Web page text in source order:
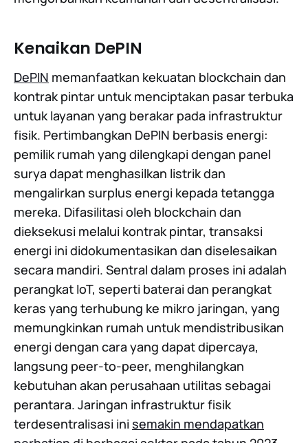
Kenaikan DePIN
DePIN memanfaatkan kekuatan blockchain dan
kontrak pintar untuk menciptakan pasar terbuka
untuk layanan yang berakar pada infrastruktur
fisik. Pertimbangkan DePIN berbasis energi:
pemilik rumah yang dilengkapi dengan panel
surya dapat menghasilkan listrik dan
mengalirkan surplus energi kepada tetangga
mereka. Difasilitasi oleh blockchain dan
dieksekusi melalui kontrak pintar, transaksi
energi ini didokumentasikan dan diselesaikan
secara mandiri. Sentral dalam proses ini adalah
perangkat IoT, seperti baterai dan perangkat
keras yang terhubung ke mikro jaringan, yang
memungkinkan rumah untuk mendistribusikan
energi dengan cara yang dapat dipercaya,
langsung peer-to-peer, menghilangkan
kebutuhan akan perusahaan utilitas sebagai
perantara. Jaringan infrastruktur fisik
terdesentralisasi ini semakin mendapatkan